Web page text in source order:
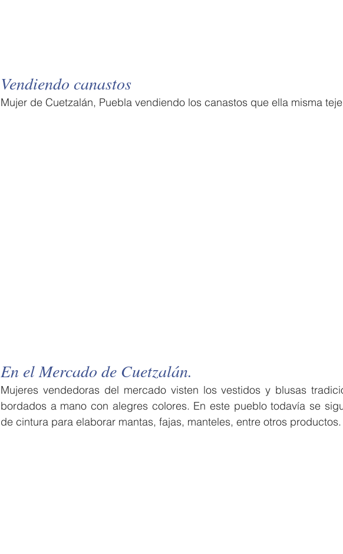
Vendiendo canastos
Mujer de Cuetzalán, Puebla vendiendo los canastos que ella misma
En el Mercado de Cuetzalán.
Mujeres vendedoras del mercado visten los vestidos y blusas
bordados a mano con alegres colores. En este pueblo todavía se
de cintura para elaborar mantas, fajas, manteles, entre otros productos.